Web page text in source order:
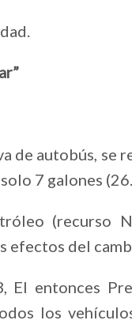
de autobús,
7 galones
(recurso
efectos del
El entonces
los